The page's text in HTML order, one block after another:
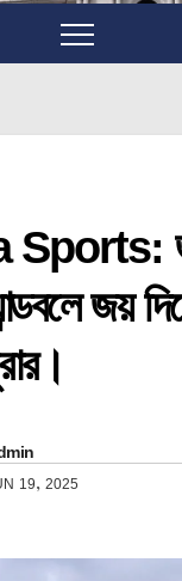
জয়
19, 2025